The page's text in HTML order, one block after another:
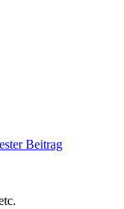
Beitrag